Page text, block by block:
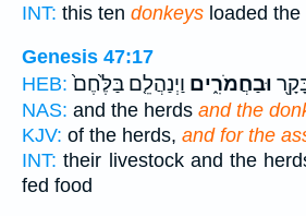
INT: this ten donkeys loaded the
Genesis 47:17
HEB:
וּבַחֲמֹרִ֑ים וַיְנַהֲלֵ֤ם בַּלֶּ֙חֶם֙
NAS: and the herds and the
KJV: of the herds, and for the
INT: their livestock and the
fed food